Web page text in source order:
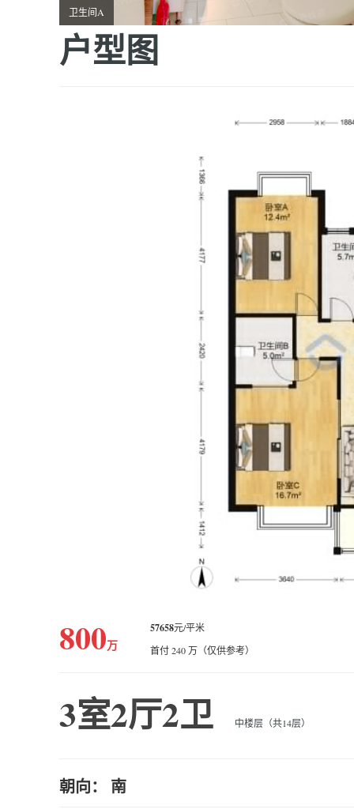
卫生间A
户型图
800万
57658元/平米
首付 240 万（仅供参考）
3室2厅2卫 中楼层（共14层）
朝向： 南